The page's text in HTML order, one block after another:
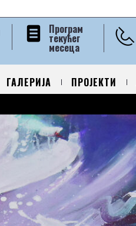
Програм
текућег
месеца
ГАЛЕРИЈА ПРОЈЕКТИ